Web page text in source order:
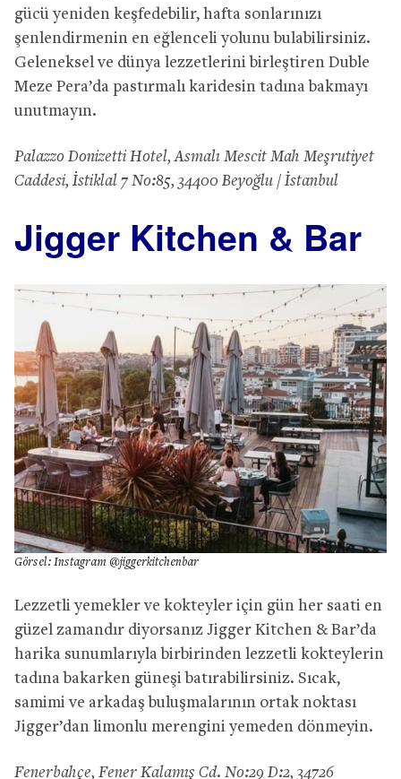
gücü yeniden keşfedebilir, hafta sonlarınızı
şenlendirmenin en eğlenceli yolunu bulabilirsiniz.
Geleneksel ve dünya lezzetlerini birleştiren Duble
Meze Pera’da pastırmalı karidesin tadına bakmayı
unutmayın.
Palazzo Donizetti Hotel, Asmalı Mescit Mah Meşrutiyet
Caddesi, İstiklal 7 No:85, 34400 Beyoğlu / İstanbul
Jigger Kitchen & Bar
Görsel: Instagram @jiggerkitchenbar
Lezzetli yemekler ve kokteyler için gün her saati en
güzel zamandır diyorsanız Jigger Kitchen & Bar’da
harika sunumlarıyla birbirinden lezzetli kokteylerin
tadına bakarken güneşi batırabilirsiniz. Sıcak,
samimi ve arkadaş buluşmalarının ortak noktası
Jigger’dan limonlu merengini yemeden dönmeyin.
Fenerbahçe, Fener Kalamış Cd. No:29 D:2, 34726